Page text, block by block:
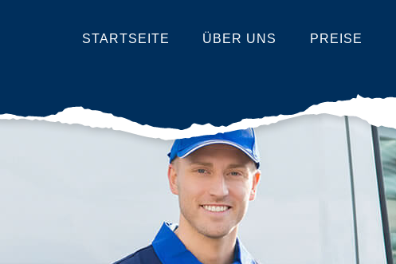
STARTSEITE ÜBER UNS PREISE